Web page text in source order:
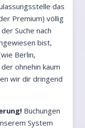
das
Premium) völlig
Suche nach
bist,
Berlin,
ohnehin kaum
wir dir dringend
Buchungen
System